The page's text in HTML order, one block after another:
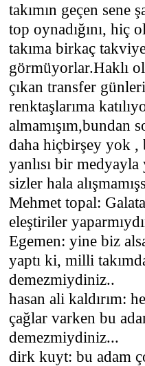
takımın geçen
top oynadığını, hiç
takıma birkaç
görmüyorlar.Haklı
çıkan transfer
renktaşlarıma
almamışım,bundan
daha hiçbirşey yok ,
yanlısı bir medyayla
sizler hala
Mehmet topal:
eleştiriler
Egemen: yine biz
yaptı ki, milli
demezmiydiniz..
hasan ali kaldırım:
çağlar varken bu
demezmiydiniz...
dirk kuyt: bu adam